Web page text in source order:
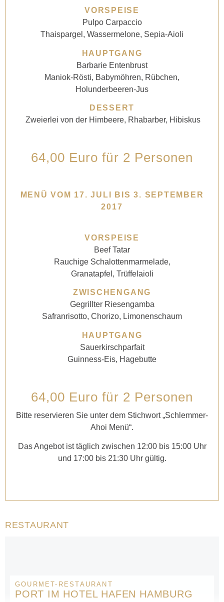
VORSPEISE
Pulpo Carpaccio
Thaispargel, Wassermelone, Sepia-Aioli
HAUPTGANG
Barbarie Entenbrust
Maniok-Rösti, Babymöhren, Rübchen,
Holunderbeeren-Jus
DESSERT
Zweierlei von der Himbeere, Rhabarber, Hibiskus
64,00 Euro für 2 Personen
MENÜ VOM 17. JULI BIS 3. SEPTEMBER
2017
VORSPEISE
Beef Tatar
Rauchige Schalottenmarmelade,
Granatapfel, Trüffelaioli
ZWISCHENGANG
Gegrillter Riesengamba
Safranrisotto, Chorizo, Limonenschaum
HAUPTGANG
Sauerkirschparfait
Guinness-Eis, Hagebutte
64,00 Euro für 2 Personen
Bitte reservieren Sie unter dem Stichwort „Schlemmer-
Ahoi Menü“.
Das Angebot ist täglich zwischen 12:00 bis 15:00 Uhr
und 17:00 bis 21:30 Uhr gültig.
RESTAURANT
GOURMET-RESTAURANT
PORT IM HOTEL HAFEN HAMBURG